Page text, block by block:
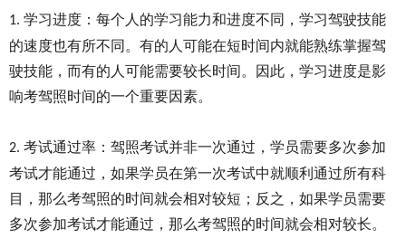
1. 学习进度：每个人的学习能力和进度不同，学习驾驶技能
的速度也有所不同。有的人可能在短时间内就能熟练掌握驾
驶技能，而有的人可能需要较长时间。因此，学习进度是影
响考驾照时间的一个重要因素。
2. 考试通过率：驾照考试并非一次通过，学员需要多次参加
考试才能通过，如果学员在第一次考试中就顺利通过所有科
目，那么考驾照的时间就会相对较短；反之，如果学员需要
多次参加考试才能通过，那么考驾照的时间就会相对较长。